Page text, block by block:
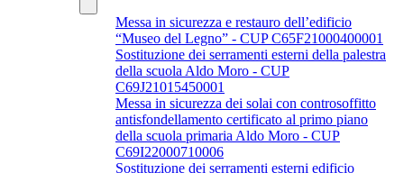
Messa in sicurezza e restauro dell’edificio
“Museo del Legno” - CUP C65F21000400001
Sostituzione dei serramenti esterni della palestra
della scuola Aldo Moro - CUP
C69J21015450001
Messa in sicurezza dei solai con controsoffitto
antisfondellamento certificato al primo piano
della scuola primaria Aldo Moro - CUP
C69I22000710006
Sostituzione dei serramenti esterni edificio